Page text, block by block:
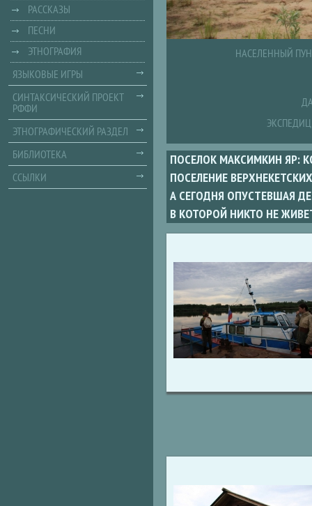
НАСЕЛЕННЫЙ
ПОСЕЛОК МАКСИМКИН ЯР:
ПОСЕЛЕНИЕ
А СЕГОДНЯ ОПУСТЕВШАЯ
В КОТОРОЙ НИКТО НЕ
РАССКАЗЫ
ПЕСНИ
ЭТНОГРАФИЯ
ЯЗЫКОВЫЕ ИГРЫ
СИНТАКСИЧЕСКИЙ ПРОЕКТ
РФФИ
ЭТНОГРАФИЧЕСКИЙ РАЗДЕЛ
БИБЛИОТЕКА
ССЫЛКИ